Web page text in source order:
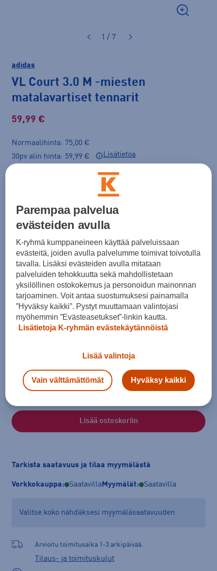
1 / 7
adidas
VL Court 3.0 M -miesten
matalavartiset tennarit
59,99 €
Normaalihinta: 75,00 €
30pv alin hinta: 59,99 €
Lisätietoa
Koko
36 36 ⅔ 37 ⅓ 38 38 ⅔ 39 ⅓
46 ⅔ 47 ⅓ 48
Kokotaulukko
Lisää ostoskoriin
Tarkista saatavuus ja tilaa myymälästä
Verkkokauppa: Saatavilla Myymälät: Saatavilla
Valitse koko nähdäksesi myymäläsaatavuuden.
Arvioitu toimitusaika 1-3 arkipäivää.
Tilaus- ja toimituskulut
Parempaa palvelua
evästeiden avulla
K-ryhmä kumppaneineen käyttää palveluissaan
evästeitä, joiden avulla palvelumme toimivat toivotulla
tavalla. Lisäksi evästeiden avulla mitataan
palveluiden tehokkuutta sekä mahdollistetaan
yksilöllinen ostokokemus ja personoidun mainonnan
tarjoaminen. Voit antaa suostumuksesi painamalla
”Hyväksy kaikki”. Pystyt muuttamaan valintojasi
myöhemmin ”Evästeasetukset”-linkin kautta.
Lisätietoja K-ryhmän evästekäytännöistä
Lisää valintoja
Vain välttämättömät Hyväksy kaikki